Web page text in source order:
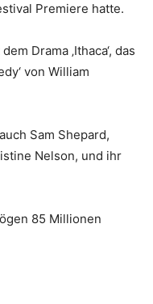
Premiere hatte.
Drama ‚Ithaca‘, das
von William
Sam Shepard,
Nelson, und ihr
85 Millionen